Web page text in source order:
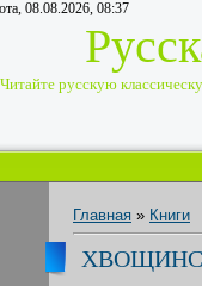
08.08.2026, 08:37
Читайте русскую
Главная » Книги